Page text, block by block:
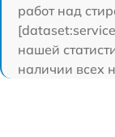
работ над
нашей
наличии всех